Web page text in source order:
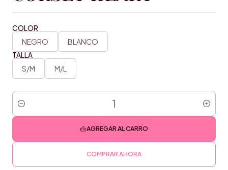
COLOR
NEGRO BLANCO
TALLA
S/M M/L
Cantidad
AGREGAR AL CARRO
COMPRAR AHORA